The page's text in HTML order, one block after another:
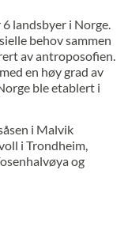
landsbyer i Norge.
behov sammen
av antroposofien.
en høy grad av
ble etablert i
i Malvik
i Trondheim,
og